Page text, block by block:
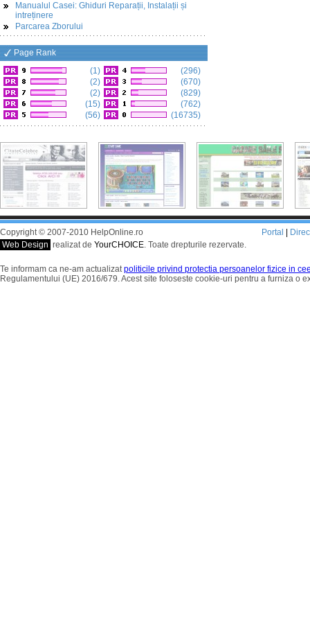
Manualul Casei: Ghiduri Reparații, Instalații și
intreținere
Parcarea Zborului
Page Rank
(1)
(2)
(2)
(15)
(56)
(296)
(670)
(829)
(762)
(16735)
Copyright © 2007-2010 HelpOnline.ro
Web Design realizat de YourCHOICE. Toate drepturile rezervate.
Portal
Te informam ca ne-am actualizatpoliticile privind protectia persoanelor fizice in
Regulamentului (UE) 2016/679. Acest site foloseste cookie-uri pentru a furniza o